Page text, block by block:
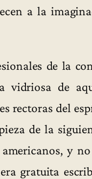
a la
de la
vidriosa de
rectoras del
de la
y
gratuita